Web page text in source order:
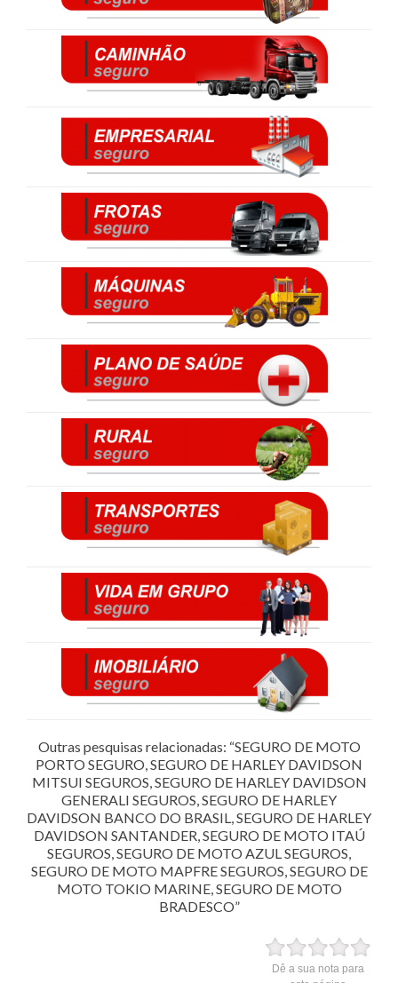
Outras pesquisas relacionadas: “SEGURO DE MOTO
PORTO SEGURO, SEGURO DE HARLEY DAVIDSON
MITSUI SEGUROS, SEGURO DE HARLEY DAVIDSON
GENERALI SEGUROS, SEGURO DE HARLEY
DAVIDSON BANCO DO BRASIL, SEGURO DE HARLEY
DAVIDSON SANTANDER, SEGURO DE MOTO ITAÚ
SEGUROS, SEGURO DE MOTO AZUL SEGUROS,
SEGURO DE MOTO MAPFRE SEGUROS, SEGURO DE
MOTO TOKIO MARINE, SEGURO DE MOTO
BRADESCO”
Dê a sua nota para